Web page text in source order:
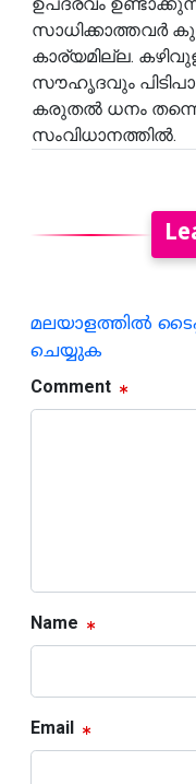
ഉപദ്രവം
സാധിക്കാത്തവർ
കാര്യമില്ല.
സൗഹൃദവും
കരുതൽ ധനം
സംവിധാനത്തിൽ.
മലയാളത്തില്‍
ചെയ്യുക
Comment
Name
Email